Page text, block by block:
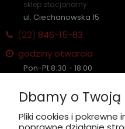
sklep stacjonarny
ul. Ciechanowska 15
(22) 846-15-83
godziny otwarcia
Pon-Pt 8:30 - 18:00
Płatność: gotówka, karta,
Dbamy o
Pliki cookies i pokrewne